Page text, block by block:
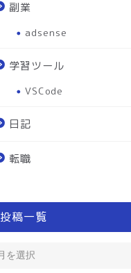
副業
adsense
学習ツール
VSCode
日記
転職
投稿一覧